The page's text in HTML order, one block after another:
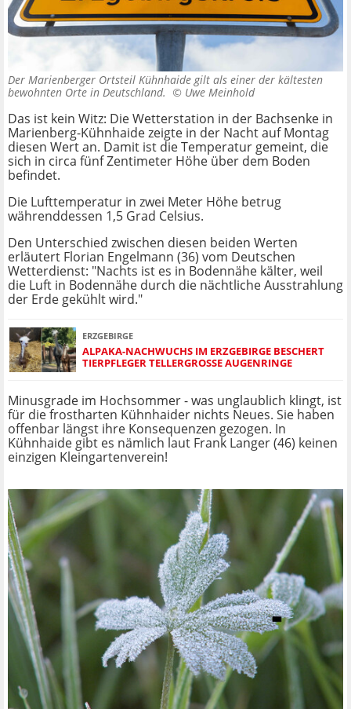
Der Marienberger Ortsteil Kühnhaide gilt als einer der kältesten
bewohnten Orte in Deutschland. © Uwe Meinhold
Das ist kein Witz: Die Wetterstation in der Bachsenke in
Marienberg-Kühnhaide zeigte in der Nacht auf Montag
diesen Wert an. Damit ist die Temperatur gemeint, die
sich in circa fünf Zentimeter Höhe über dem Boden
befindet.
Die Lufttemperatur in zwei Meter Höhe betrug
währenddessen 1,5 Grad Celsius.
Den Unterschied zwischen diesen beiden Werten
erläutert Florian Engelmann (36) vom Deutschen
Wetterdienst: "Nachts ist es in Bodennähe kälter, weil
die Luft in Bodennähe durch die nächtliche Ausstrahlung
der Erde gekühlt wird."
ERZGEBIRGE
ALPAKA-NACHWUCHS IM ERZGEBIRGE BESCHERT
TIERPFLEGER TELLERGROSSE AUGENRINGE
Minusgrade im Hochsommer - was unglaublich klingt, ist
für die frostharten Kühnhaider nichts Neues. Sie haben
offenbar längst ihre Konsequenzen gezogen. In
Kühnhaide gibt es nämlich laut Frank Langer (46) keinen
einzigen Kleingartenverein!